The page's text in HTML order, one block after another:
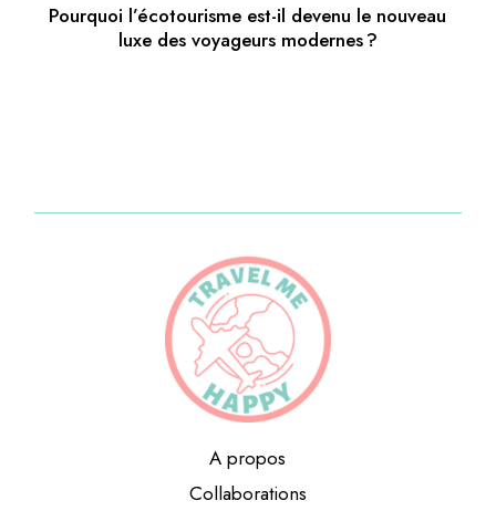
Pourquoi l’écotourisme est-il devenu le nouveau
luxe des voyageurs modernes ?
A propos
Collaborations